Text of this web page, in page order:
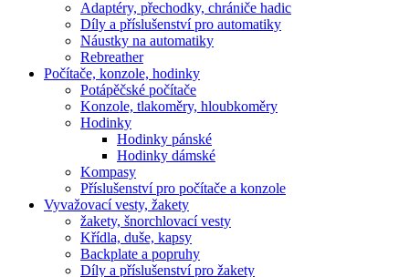
Adaptéry, přechodky, chrániče hadic
Díly a příslušenství pro automatiky
Náustky na automatiky
Rebreather
Počítače, konzole, hodinky
Potápěčské počítače
Konzole, tlakoměry, hloubkoměry
Hodinky
Hodinky pánské
Hodinky dámské
Kompasy
Příslušenství pro počítače a konzole
Vyvažovací vesty, žakety
žakety, šnorchlovací vesty
Křídla, duše, kapsy
Backplate a popruhy
Díly a příslušenství pro žakety